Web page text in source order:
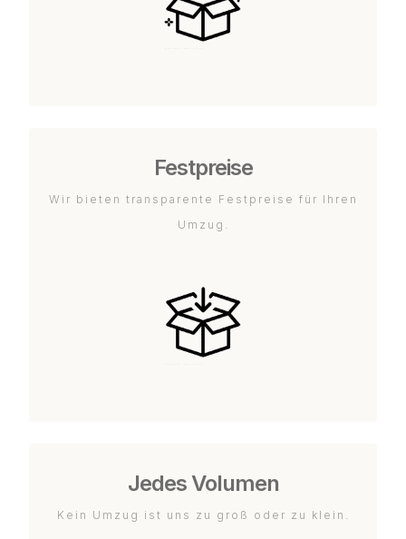
Festpreise
Wir bieten transparente Festpreise für Ihren
Umzug.
Jedes Volumen
Kein Umzug ist uns zu groß oder zu klein.